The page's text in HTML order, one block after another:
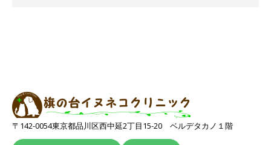
〒142-0054東京都品川区西中延2丁目15-20 ベルデタカノ１階